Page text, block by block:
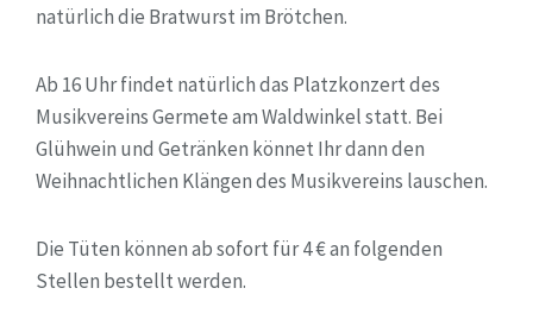
natürlich die Bratwurst im Brötchen.
Ab 16 Uhr findet natürlich das Platzkonzert des
Musikvereins Germete am Waldwinkel statt. Bei
Glühwein und Getränken könnet Ihr dann den
Weihnachtlichen Klängen des Musikvereins lauschen.
Die Tüten können ab sofort für 4 € an folgenden
Stellen bestellt werden.